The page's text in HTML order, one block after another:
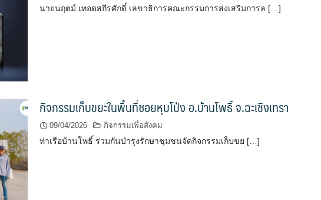
นายนฤตม์ เทอดสถีรศักดิ์ เลขาธิการคณะกรรมการส่งเสริมการล […]
กิจกรรมเก็บขยะในพื้นที่ซอยหุบโป่ง อ.บ้านโพธิ์ จ.ฉะเชิงเทรา
09/04/2026 กิจกรรมเพื่อสังคม
ท่าเรือบ้านโพธิ์ ร่วมกันบำรุงรักษาชุมชนจัดกิจกรรมเก็บขย […]